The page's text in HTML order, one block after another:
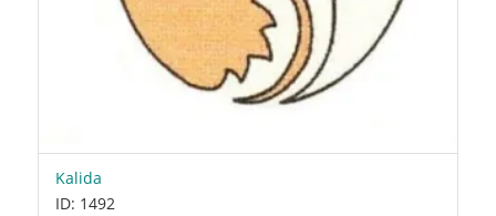
Kalida
ID: 1492